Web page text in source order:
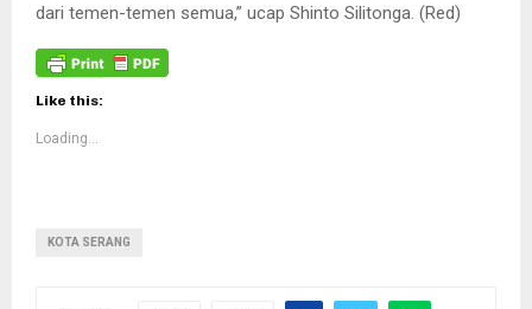
dari temen-temen semua,” ucap Shinto Silitonga. (Red)
Like this:
Loading...
KOTA SERANG